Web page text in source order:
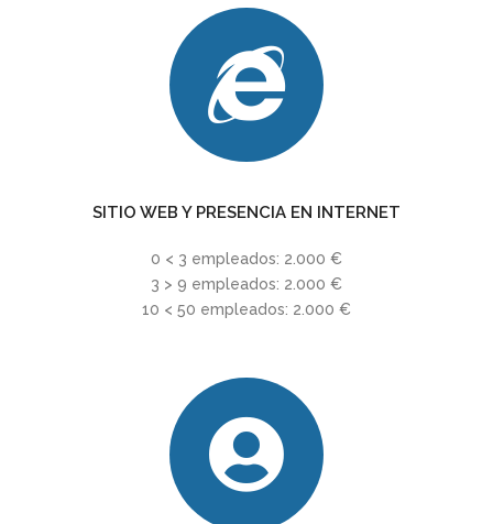
SITIO WEB Y PRESENCIA EN INTERNET
0 < 3 empleados: 2.000 €
3 > 9 empleados: 2.000 €
10 < 50 empleados: 2.000 €